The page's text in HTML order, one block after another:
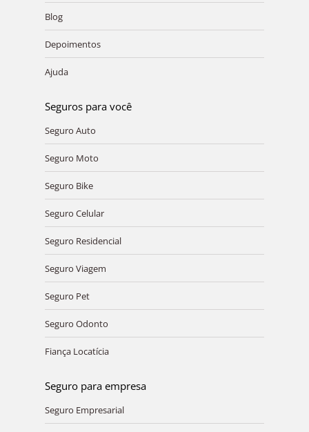
new
window
new new new new
Blog
Depoimentos
Ajuda
Seguros para você
Seguro Auto
Seguro Moto
Seguro Bike
Seguro Celular
Seguro Residencial
Seguro Viagem
Seguro Pet
Seguro Odonto
Fiança Locatícia
Seguro para empresa
Seguro Empresarial